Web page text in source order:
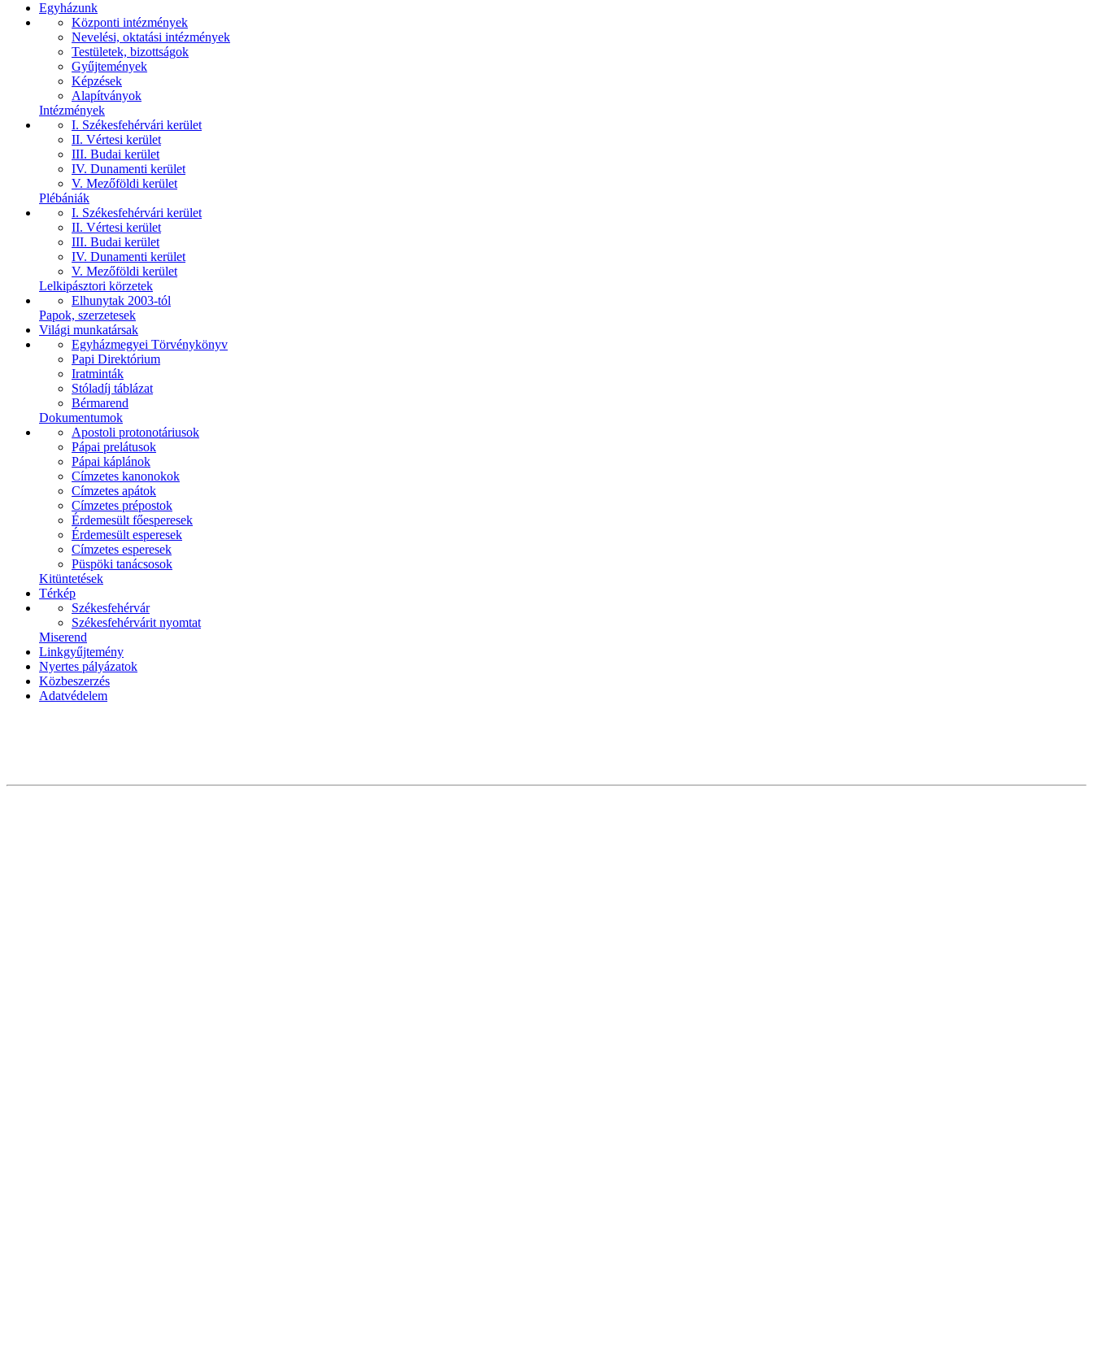
Egyházunk
Központi intézmények
Nevelési, oktatási intézmények
Testületek, bizottságok
Gyűjtemények
Képzések
Alapítványok
Intézmények
I. Székesfehérvári kerület
II. Vértesi kerület
III. Budai kerület
IV. Dunamenti kerület
V. Mezőföldi kerület
Plébániák
I. Székesfehérvári kerület
II. Vértesi kerület
III. Budai kerület
IV. Dunamenti kerület
V. Mezőföldi kerület
Lelkipásztori körzetek
Elhunytak 2003-tól
Papok, szerzetesek
Világi munkatársak
Egyházmegyei Törvénykönyv
Papi Direktórium
Iratminták
Stóladíj táblázat
Bérmarend
Dokumentumok
Apostoli protonotáriusok
Pápai prelátusok
Pápai káplánok
Címzetes kanonokok
Címzetes apátok
Címzetes prépostok
Érdemesült főesperesek
Érdemesült esperesek
Címzetes esperesek
Püspöki tanácsosok
Kitüntetések
Térkép
Székesfehérvár
Székesfehérvárit nyomtat
Miserend
Linkgyűjtemény
Nyertes pályázatok
Közbeszerzés
Adatvédelem